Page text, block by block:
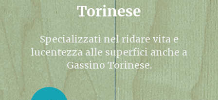
Torinese
Specializzati nel ridare vita e
lucentezza alle superfici anche a
Gassino Torinese.